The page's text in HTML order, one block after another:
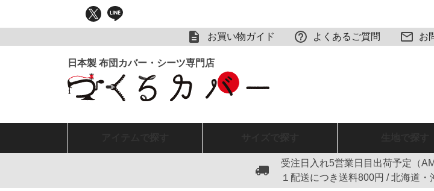
お買い物ガイド よくあるご質問 お
受注日入れ5営業日目出荷予定（
１配送につき送料800円 / 北海道